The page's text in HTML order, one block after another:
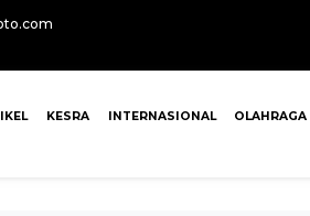
KESRA INTERNASIONAL OLAHRAGA